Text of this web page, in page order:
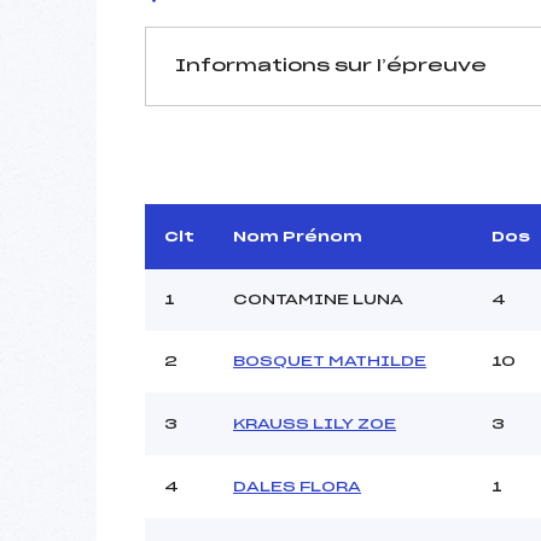
Informations sur l’épreuve
Arbitre :
Assistant :
Nombre de portes :
Traceur :
Clt Nom Prénom Dos
1 CONTAMINE LUNA 4
2 BOSQUET MATHILDE 10
3 KRAUSS LILY ZOE 3
4 DALES FLORA 1